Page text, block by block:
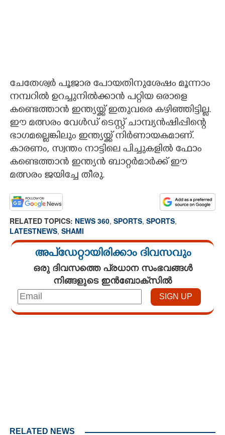
ചേതേശ്വർ പൂജാര പോയതിനുശേഷം മൂന്നാം
നമ്പറിൽ ഉറച്ചുനിൽക്കാൻ പറ്റിയ ഒരാളെ
കണ്ടെത്താൻ ഇന്ത്യയ്ക്ക് ഇതുവരെ കഴിഞ്ഞിട്ടില്ല.
ഈ മത്സരം വേൾഡ് ടെസ്റ്റ് ചാമ്പ്യൻഷിപ്പിന്റെ
ഭാഗമല്ലെങ്കിലും ഇന്ത്യയ്ക്ക് നിർണായകമാണ്.
കാരണം, സ്വന്തം നാട്ടിലെ പിച്ചുകളിൽ ഫോം
കണ്ടെത്താൻ ഇന്ത്യൻ ബാറ്റർമാർക്ക് ഈ
മത്സരം ജയിച്ചേ തീരു.
RELATED TOPICS: NEWS 360, SPORTS, SPORTS,
LATESTNEWS, SHAMI
അപ്ഡേറ്റായിരിക്കാം ദിവസവും
ഒരു ദിവസത്തെ പ്രധാന സംഭവങ്ങൾ
നിങ്ങളുടെ ഇൻബോക്സിൽ
RELATED NEWS